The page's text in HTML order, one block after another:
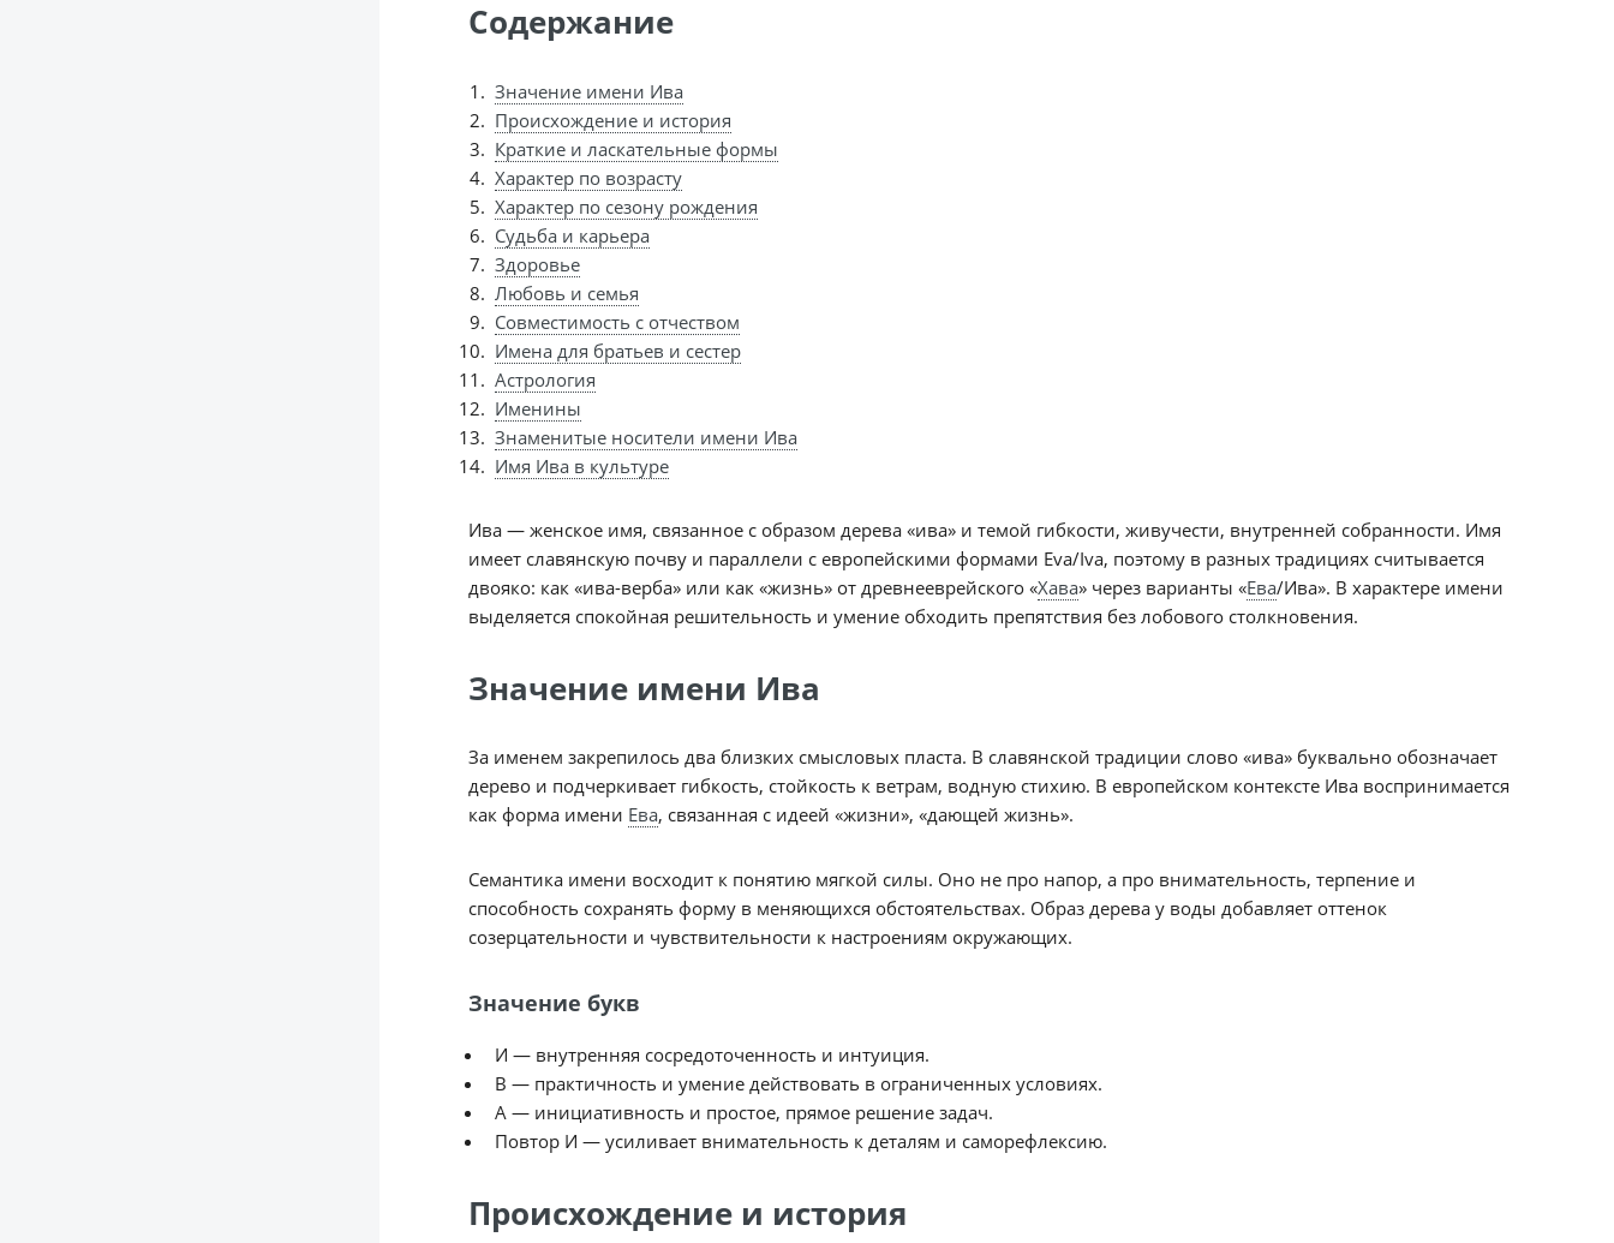
Содержание
Значение имени Ива
Происхождение и история
Краткие и ласкательные формы
Характер по возрасту
Характер по сезону рождения
Судьба и карьера
Здоровье
Любовь и семья
Совместимость с отчеством
Имена для братьев и сестер
Астрология
Именины
Знаменитые носители имени Ива
Имя Ива в культуре
Ива — женское имя, связанное с образом дерева «ива» и темой гибкости, живучести, внутренней собранности. Имя
имеет славянскую почву и параллели с европейскими формами Eva/Iva, поэтому в разных традициях считывается
двояко: как «ива-верба» или как «жизнь» от древнееврейского «Хава» через варианты «Ева/Ива». В характере имени
выделяется спокойная решительность и умение обходить препятствия без лобового столкновения.
Значение имени Ива
За именем закрепилось два близких смысловых пласта. В славянской традиции слово «ива» буквально обозначает
дерево и подчеркивает гибкость, стойкость к ветрам, водную стихию. В европейском контексте Ива воспринимается
как форма имени Ева, связанная с идеей «жизни», «дающей жизнь».
Семантика имени восходит к понятию мягкой силы. Оно не про напор, а про внимательность, терпение и
способность сохранять форму в меняющихся обстоятельствах. Образ дерева у воды добавляет оттенок
созерцательности и чувствительности к настроениям окружающих.
Значение букв
И — внутренняя сосредоточенность и интуиция.
В — практичность и умение действовать в ограниченных условиях.
А — инициативность и простое, прямое решение задач.
Повтор И — усиливает внимательность к деталям и саморефлексию.
Происхождение и история